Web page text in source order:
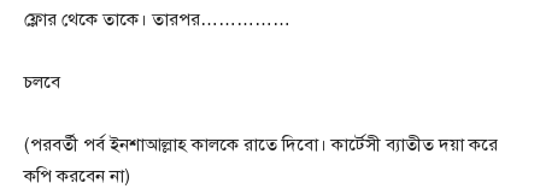
ফ্লোর থেকে তাকে। তারপর……………
চলবে
(পরবর্তী পর্ব ইনশাআল্লাহ কালকে রাতে দিবো। কার্টেসী ব্যাতীত দয়া করে
কপি করবেন না)